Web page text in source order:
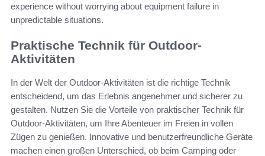
experience without worrying about equipment failure in
unpredictable situations.
Praktische Technik für Outdoor-
Aktivitäten
In der Welt der Outdoor-Aktivitäten ist die richtige Technik
entscheidend, um das Erlebnis angenehmer und sicherer zu
gestalten. Nutzen Sie die Vorteile von praktischer Technik für
Outdoor-Aktivitäten, um Ihre Abenteuer im Freien in vollen
Zügen zu genießen. Innovative und benutzerfreundliche Geräte
machen einen großen Unterschied, ob beim Camping oder